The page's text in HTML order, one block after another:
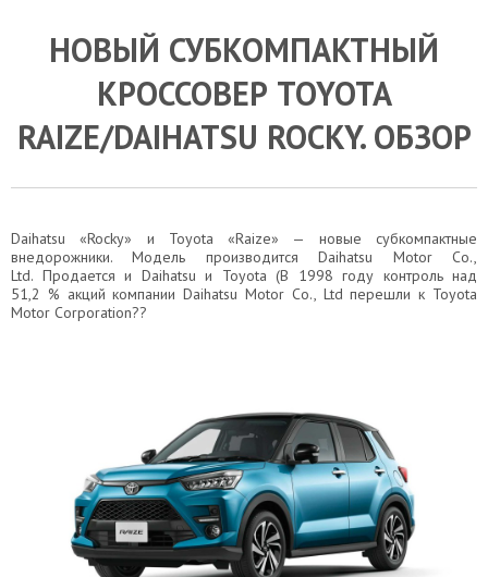
НОВЫЙ СУБКОМПАКТНЫЙ
КРОССОВЕР TOYOTA
RAIZE/DAIHATSU ROCKY. ОБЗОР
Daihatsu «Rocky» и Toyota «Raize» — новые субкомпактные
внедорожники. Модель производитсяDaihatsu Motor Co.,
Ltd. Продается и Daihatsu и Toyota (В 1998 году контроль над
51,2 % акций компанииDaihatsu Motor Co., Ltd перешли к Toyota
Motor Corporation??